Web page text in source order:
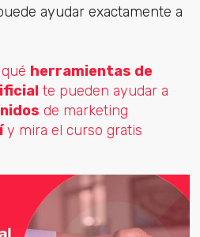
ayudar exactamente a
herramientas de
te pueden ayudar a
de marketing
y mira el curso gratis